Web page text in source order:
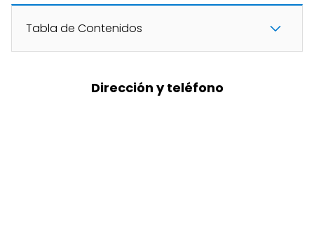
Tabla de Contenidos
Dirección y teléfono